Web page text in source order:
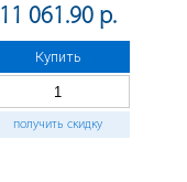
11 061.90 р.
Купить
получить скидку